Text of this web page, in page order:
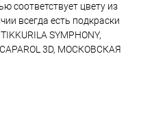
соответствует цвету из
всегда есть подкраски
SYMPHONY,
CAPAROL 3D, МОСКОВСКАЯ